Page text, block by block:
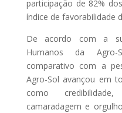
participação de 82%
índice de favorabilidade
De acordo com a
Humanos da
comparativo com a
Agro-Sol avançou em
como
camaradagem e